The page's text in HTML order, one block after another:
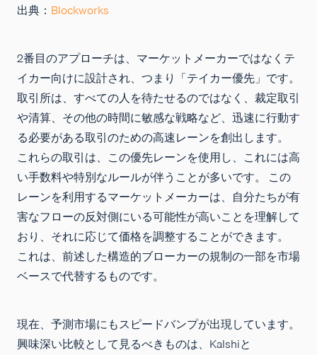
出典： Blockworks
2番目のアプローチは、マーケットメーカーではなくテ
イカー向けに設計され、つまり「テイカー優先」です。
取引所は、すべての人を待たせるのではなく、裁定取引
や清算、その他の時間に敏感な戦略など、迅速に行動す
る必要がある取引のための高速レーンを創出します。
これらの取引は、この優先レーンを使用し、これには高
い手数料や特別なルールが伴うことが多いです。 この
レーンを利用するマーケットメーカーは、自分たちが有
害なフローの反対側にいる可能性が高いことを理解して
おり、それに応じて価格を調整することができます。
これは、前述した構造的ブローカーの規制の一部を市場
ベースで代替するものです。
現在、予測市場にもスピードバンプが出現しています。
興味深い比較として見るべきものは、Kalshiと